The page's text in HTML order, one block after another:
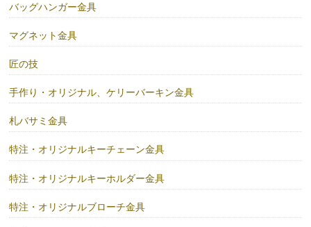
バッグハンガー金具
マグネット金具
匠の技
手作り・オリジナル、ケリーバーキン金具
札バサミ金具
特注・オリジナルキーチェーン金具
特注・オリジナルキーホルダー金具
特注・オリジナルブローチ金具